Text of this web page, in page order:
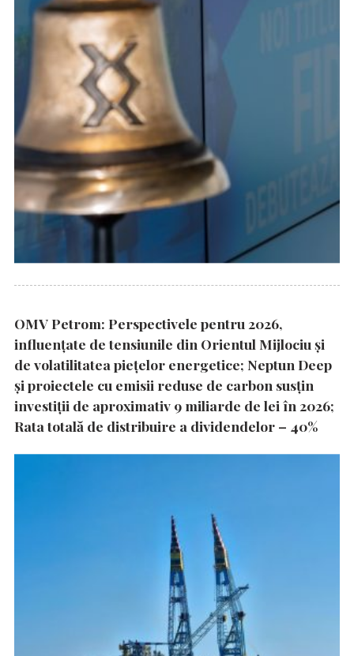
OMV Petrom: Perspectivele pentru 2026,
influențate de tensiunile din Orientul Mijlociu și
de volatilitatea piețelor energetice; Neptun Deep
și proiectele cu emisii reduse de carbon susțin
investiții de aproximativ 9 miliarde de lei în 2026;
Rata totală de distribuire a dividendelor – 40%